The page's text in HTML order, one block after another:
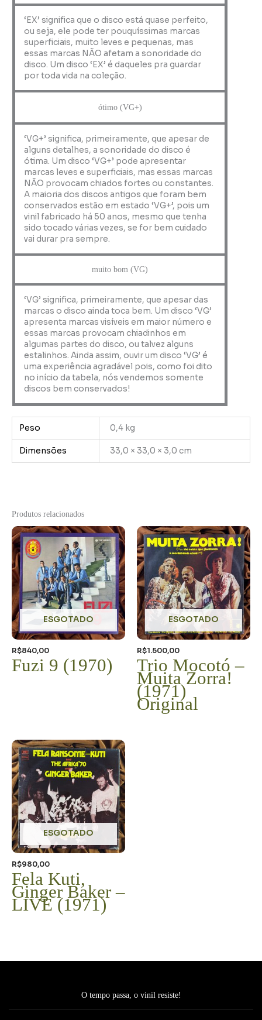
‘EX’ significa que o disco está quase perfeito,
ou seja, ele pode ter pouquíssimas marcas
superficiais, muito leves e pequenas, mas
essas marcas NÃO afetam a sonoridade do
disco. Um disco ‘EX’ é daqueles pra guardar
por toda vida na coleção.
ótimo (VG+)
‘VG+’ significa, primeiramente, que apesar de
alguns detalhes, a sonoridade do disco é
ótima. Um disco ‘VG+’ pode apresentar
marcas leves e superficiais, mas essas marcas
NÃO provocam chiados fortes ou constantes.
A maioria dos discos antigos que foram bem
conservados estão em estado ‘VG+’, pois um
vinil fabricado há 50 anos, mesmo que tenha
sido tocado várias vezes, se for bem cuidado
vai durar pra sempre.
muito bom (VG)
‘VG’ significa, primeiramente, que apesar das
marcas o disco ainda toca bem. Um disco ‘VG’
apresenta marcas visíveis em maior número e
essas marcas provocam chiadinhos em
algumas partes do disco, ou talvez alguns
estalinhos. Ainda assim, ouvir um disco ‘VG’ é
uma experiência agradável pois, como foi dito
no início da tabela, nós vendemos somente
discos bem conservados!
Peso 0,4 kg
Dimensões 33,0 × 33,0 × 3,0 cm
Produtos relacionados
ESGOTADO
R$840,00
Fuzi 9 (1970)
ESGOTADO
R$1.500,00
Trio Mocotó –
Muita Zorra!
(1971)
Original
ESGOTADO
R$980,00
Fela Kuti,
Ginger Baker –
LIVE (1971)
O tempo passa, o vinil resiste!